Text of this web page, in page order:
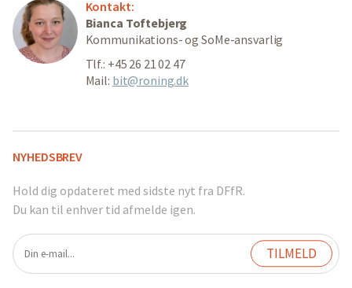
Kontakt:
Bianca Toftebjerg
Kommunikations- og SoMe-ansvarlig
Tlf.: +45 26 21 02 47
Mail: bit@roning.dk
NYHEDSBREV
Hold dig opdateret med sidste nyt fra DFfR.
Du kan til enhver tid afmelde igen.